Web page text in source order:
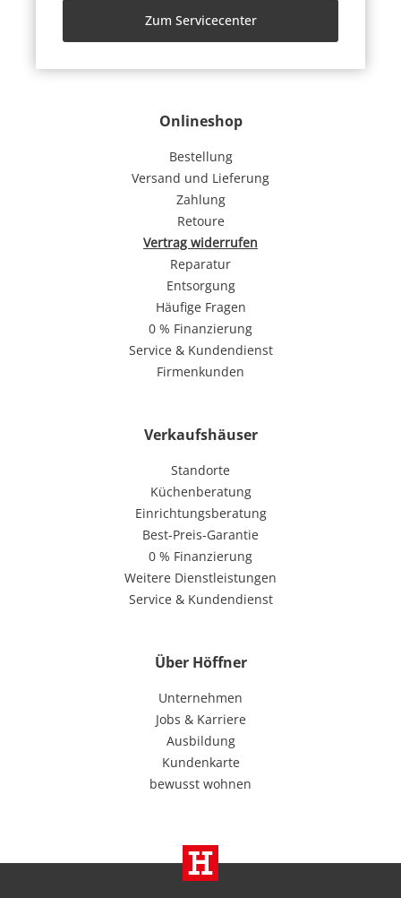
Onlineshop
Bestellung
Versand und Lieferung
Zahlung
Retoure
Vertrag widerrufen
Reparatur
Entsorgung
Häufige Fragen
0 % Finanzierung
Service & Kundendienst
Firmenkunden
Verkaufshäuser
Standorte
Küchenberatung
Einrichtungsberatung
Best-Preis-Garantie
0 % Finanzierung
Weitere Dienstleistungen
Service & Kundendienst
Über Höffner
Unternehmen
Jobs & Karriere
Ausbildung
Kundenkarte
bewusst wohnen
Zum Servicecenter